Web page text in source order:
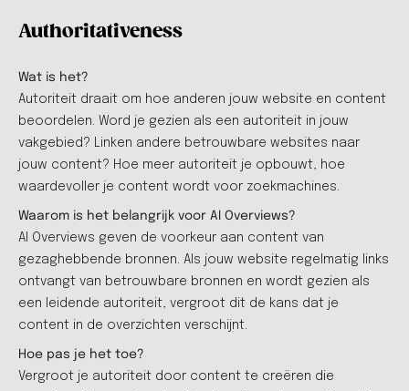
Authoritativeness
Wat is het?
Autoriteit draait om hoe anderen jouw website en content
beoordelen. Word je gezien als een autoriteit in jouw
vakgebied? Linken andere betrouwbare websites naar
jouw content? Hoe meer autoriteit je opbouwt, hoe
waardevoller je content wordt voor zoekmachines.
Waarom is het belangrijk voor AI Overviews?
AI Overviews geven de voorkeur aan content van
gezaghebbende bronnen. Als jouw website regelmatig links
ontvangt van betrouwbare bronnen en wordt gezien als
een leidende autoriteit, vergroot dit de kans dat je
content in de overzichten verschijnt.
Hoe pas je het toe?
Vergroot je autoriteit door content te creëren die